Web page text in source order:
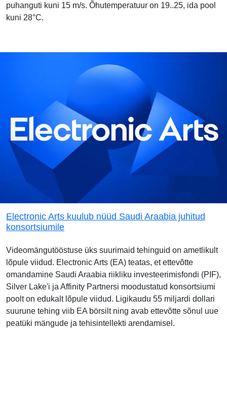
puhanguti kuni 15 m/s. Õhutemperatuur on 19..25, ida pool
kuni 28°C.
Electronic Arts kuulub nüüd Saudi Araabia juhitud
konsortsiumile
Videomängutööstuse üks suurimaid tehinguid on ametlikult
lõpule viidud. Electronic Arts (EA) teatas, et ettevõtte
omandamine Saudi Araabia riikliku investeerimisfondi (PIF),
Silver Lake'i ja Affinity Partnersi moodustatud konsortsiumi
poolt on edukalt lõpule viidud. Ligikaudu 55 miljardi dollari
suurune tehing viib EA börsilt ning avab ettevõtte sõnul uue
peatüki mängude ja tehisintellekti arendamisel.